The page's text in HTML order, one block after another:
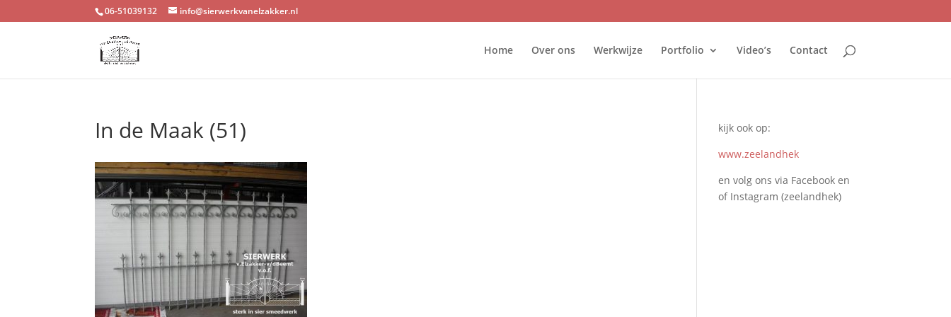
06-51039132 info@sierwerkvanelzakker.nl
Home Over ons Werkwijze Portfolio Video’s Contact
In de Maak (51)
kijk ook op:
www.zeelandhek
en volg ons via Facebook en
of Instagram (zeelandhek)